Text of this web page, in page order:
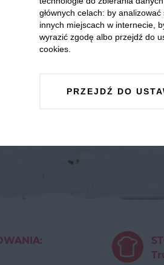
głównych celach: by
innych miejscach w internecie,
wyrazić zgodę albo przejdź do
cookies.
PRZEJDŹ DO